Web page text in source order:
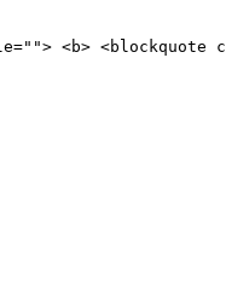
<b> <blockquote